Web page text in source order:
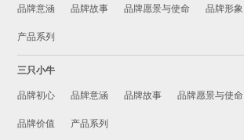
品牌意涵 品牌故事 品牌愿景与使命 品牌形象
产品系列
三只小牛
品牌初心 品牌意涵 品牌故事 品牌愿景与使命
品牌价值 产品系列